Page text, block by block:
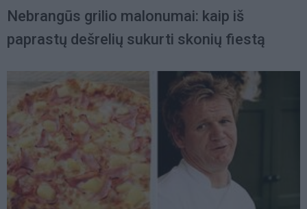
Nebrangūs grilio malonumai: kaip iš
paprastų dešrelių sukurti skonių fiestą